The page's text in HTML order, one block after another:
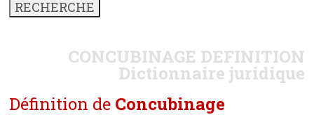
CONCUBINAGE DEFINITION
Dictionnaire juridique
Définition de Concubinage